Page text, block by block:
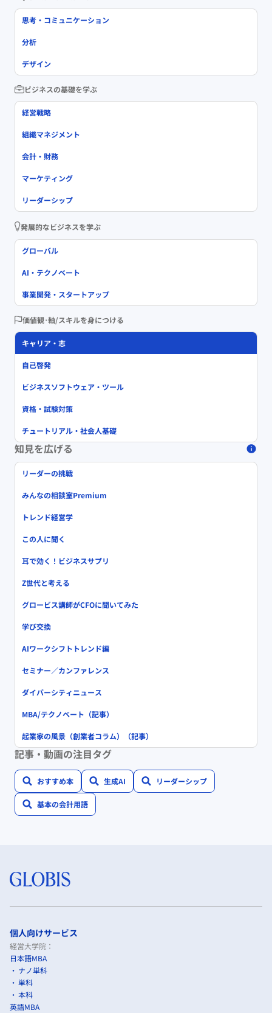
思考・コミュニケーション
分析
デザイン
ビジネスの基礎を学ぶ
経営戦略
組織マネジメント
会計・財務
マーケティング
リーダーシップ
発展的なビジネスを学ぶ
グローバル
AI・テクノベート
事業開発・スタートアップ
価値観･軸/スキルを身につける
キャリア・志
自己啓発
ビジネスソフトウェア・ツール
資格・試験対策
チュートリアル・社会人基礎
知見を広げる
リーダーの挑戦
みんなの相談室Premium
トレンド経営学
この人に聞く
耳で効く！ビジネスサプリ
Z世代と考える
グロービス講師がCFOに聞いてみた
学び交換
AIワークシフトトレンド編
セミナー／カンファレンス
ダイバーシティニュース
MBA/テクノベート（記事）
起業家の風景（創業者コラム）（記事）
記事・動画の注目タグ
おすすめ本 生成AI リーダーシップ
基本の会計用語
個人向けサービス
経営大学院：
日本語MBA
ナノ単科
単科
本科
英語MBA